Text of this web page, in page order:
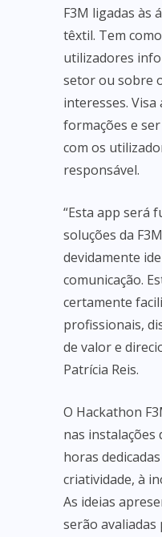
F3M ligadas às
têxtil. Tem
utilizadores
setor ou sobre
interesses.
formações e
com os
responsável.
“Esta app será
soluções da
devidamente
comunicação.
certamente
profissionais,
de valor e
Patrícia Reis.
O Hackathon
nas instalações
horas
criatividade, à
As ideias
serão